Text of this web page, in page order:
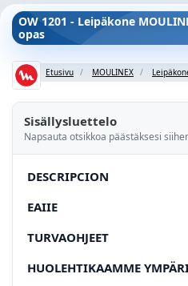
OW 1201 - Leipäkone
opas
Etusivu MOULINEX
Sisällysluettelo
Napsauta otsikkoa päästäksesi
DESCRIPCION
EAIIE
TURVAOHJEET
HUOLEHTIKAAMME